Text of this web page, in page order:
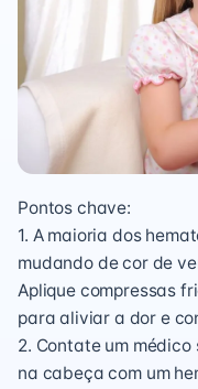
Pontos chave:
1. A maioria dos
mudando de cor de
Aplique compressas
para aliviar a dor e
2. Contate um
na cabeça com um